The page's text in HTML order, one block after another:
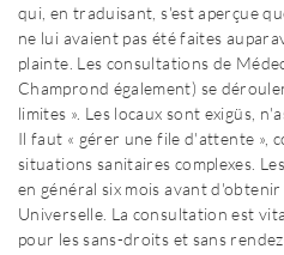
qui, en traduisant, s'est aperçue
ne lui avaient pas été faites
plainte. Les consultations de
Champrond également) se
limites ». Les locaux sont exigüs,
Il faut « gérer une file d'attente »,
situations sanitaires complexes.
en général six mois avant
Universelle. La consultation est
pour les sans-droits et sans